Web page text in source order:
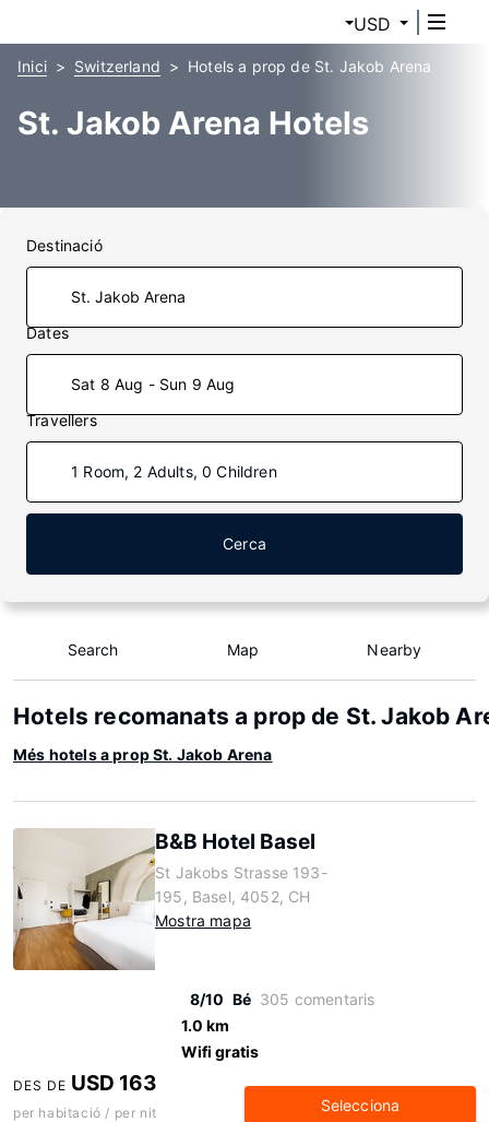
USD
Inici Switzerland Hotels a prop de St. Jakob Arena
St. Jakob Arena Hotels
Destinació
Dates
Sat 8 Aug - Sun 9 Aug
Travellers
1 Room, 2 Adults, 0 Children
Cerca
Search Map Nearby
Hotels recomanats a prop de St. Jakob
Més hotels a prop St. Jakob Arena
B&B Hotel Basel
St Jakobs Strasse 193-
195, Basel, 4052, CH
Mostra mapa
8/10 Bé 305 comentaris
1.0 km
Wifi gratis
DES DE USD 163
per habitació / per nit Selecciona